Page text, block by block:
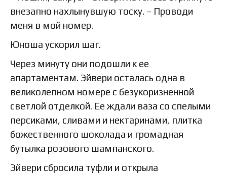
внезапно нахлынувшую тоску. – Проводи
меня в мой номер.
Юноша ускорил шаг.
Через минуту они подошли к ее
апартаментам. Эйвери осталась одна в
великолепном номере с безукоризненной
светлой отделкой. Ее ждали ваза со спелыми
персиками, сливами и нектаринами, плитка
божественного шоколада и громадная
бутылка розового шампанского.
Эйвери сбросила туфли и открыла